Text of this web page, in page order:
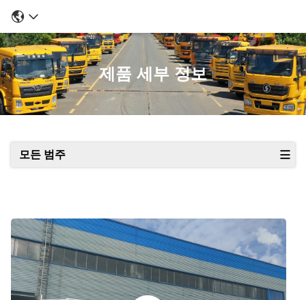
제품 세부 정보
모든 범주